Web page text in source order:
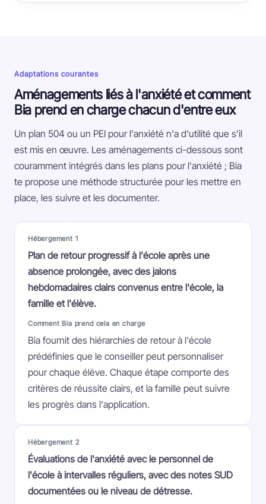
Adaptations courantes
Aménagements liés à l'anxiété et comment
Bia prend en charge chacun d'entre eux
Un plan 504 ou un PEI pour l'anxiété n'a d'utilité que s'il
est mis en œuvre. Les aménagements ci-dessous sont
couramment intégrés dans les plans pour l'anxiété ; Bia
te propose une méthode structurée pour les mettre en
place, les suivre et les documenter.
Hébergement 1
Plan de retour progressif à l'école après une
absence prolongée, avec des jalons
hebdomadaires clairs convenus entre l'école, la
famille et l'élève.
Comment Bia prend cela en charge
Bia fournit des hiérarchies de retour à l'école
prédéfinies que le conseiller peut personnaliser
pour chaque élève. Chaque étape comporte des
critères de réussite clairs, et la famille peut suivre
les progrès dans l'application.
Hébergement 2
Évaluations de l'anxiété avec le personnel de
l'école à intervalles réguliers, avec des notes SUD
documentées ou le niveau de détresse.